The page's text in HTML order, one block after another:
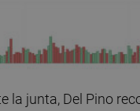
la junta, Del Pino